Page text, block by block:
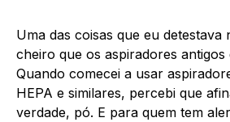
Uma das coisas que eu detestava
cheiro que os aspiradores antigos
Quando comecei a usar
HEPA e similares, percebi que
verdade, pó. E para quem tem